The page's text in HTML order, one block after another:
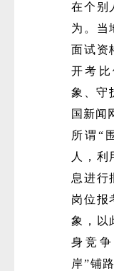
在个别
为。当
面试资
开考
象、守
国新闻
所谓“
人，利
息进行
岗位报
象，以
身竞
岸”铺